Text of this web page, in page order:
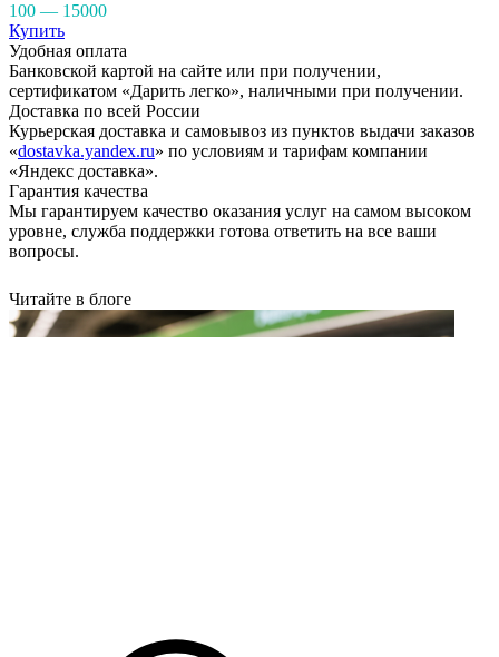
100 — 15000
Купить
Удобная оплата
Банковской картой на сайте или при получении,
сертификатом «Дарить легко», наличными при получении.
Доставка по всей России
Курьерская доставка и самовывоз из пунктов выдачи заказов
«dostavka.yandex.ru» по условиям и тарифам компании
«Яндекс доставка».
Гарантия качества
Мы гарантируем качество оказания услуг на самом высоком
уровне, служба поддержки готова ответить на все ваши
вопросы.
Читайте в блоге